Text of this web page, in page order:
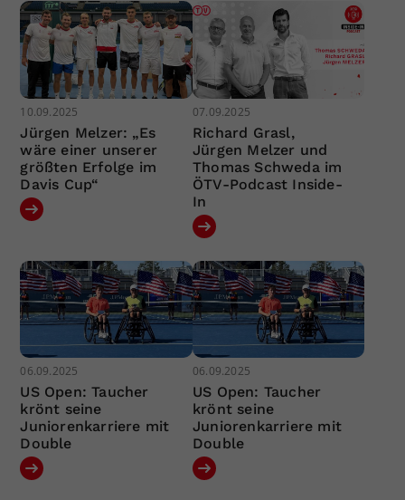
10.09.2025
Jürgen Melzer: „Es
wäre einer unserer
größten Erfolge im
Davis Cup“
07.09.2025
Richard Grasl,
Jürgen Melzer und
Thomas Schweda im
ÖTV-Podcast Inside-
In
06.09.2025
US Open: Taucher
krönt seine
Juniorenkarriere mit
Double
06.09.2025
US Open: Taucher
krönt seine
Juniorenkarriere mit
Double